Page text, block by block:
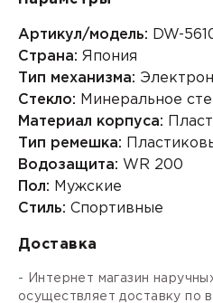
Артикул/модель: DW-
Страна: Япония
Тип механизма:
Стекло: Минеральное
Материал корпуса:
Тип ремешка:
Водозащита: WR 200
Пол: Мужские
Стиль: Спортивные
Доставка
- Интернет магазин
осуществляет доставку по